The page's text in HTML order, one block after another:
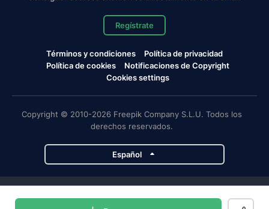
Regístrate
Términos y condiciones
Política de privacidad
Política de cookies
Notificaciones de Copyright
Cookies settings
Copyright © 2010-2026 Freepik Company S.L.U. Todos los
derechos reservados.
Español